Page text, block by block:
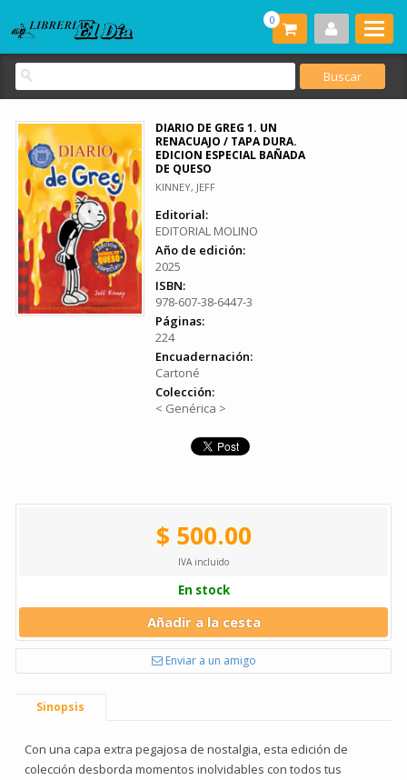
0
DIARIO DE GREG 1. UN
RENACUAJO / TAPA DURA.
EDICION ESPECIAL BAÑADA
DE QUESO
KINNEY, JEFF
Editorial:
EDITORIAL MOLINO
Año de edición:
2025
ISBN:
978-607-38-6447-3
Páginas:
224
Encuadernación:
Cartoné
Colección:
< Genérica >
$ 500.00
IVA incluido
En stock
Añadir a la cesta
Enviar a un amigo
Sinopsis
Con una capa extra pegajosa de nostalgia, esta edición de
colección desborda momentos inolvidables con todos tus